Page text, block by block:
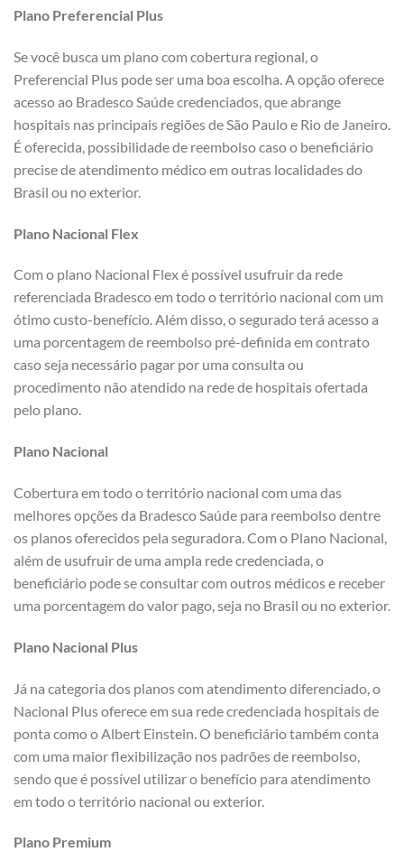
Plano Preferencial Plus
Se você busca um plano com cobertura regional, o
Preferencial Plus pode ser uma boa escolha. A opção oferece
acesso ao Bradesco Saúde credenciados, que abrange
hospitais nas principais regiões de São Paulo e Rio de Janeiro.
É oferecida, possibilidade de reembolso caso o beneficiário
precise de atendimento médico em outras localidades do
Brasil ou no exterior.
Plano Nacional Flex
Com o plano Nacional Flex é possível usufruir da rede
referenciada Bradesco em todo o território nacional com um
ótimo custo-benefício. Além disso, o segurado terá acesso a
uma porcentagem de reembolso pré-definida em contrato
caso seja necessário pagar por uma consulta ou
procedimento não atendido na rede de hospitais ofertada
pelo plano.
Plano Nacional
Cobertura em todo o território nacional com uma das
melhores opções da Bradesco Saúde para reembolso dentre
os planos oferecidos pela seguradora. Com o Plano Nacional,
além de usufruir de uma ampla rede credenciada, o
beneficiário pode se consultar com outros médicos e receber
uma porcentagem do valor pago, seja no Brasil ou no exterior.
Plano Nacional Plus
Já na categoria dos planos com atendimento diferenciado, o
Nacional Plus oferece em sua rede credenciada hospitais de
ponta como o Albert Einstein. O beneficiário também conta
com uma maior flexibilização nos padrões de reembolso,
sendo que é possível utilizar o benefício para atendimento
em todo o território nacional ou exterior.
Plano Premium